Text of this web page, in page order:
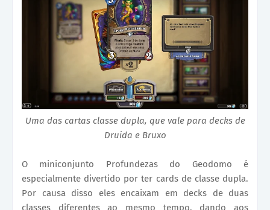
Uma das cartas classe dupla, que vale para decks de
Druida e Bruxo
O miniconjunto Profundezas do Geodomo é
especialmente divertido por ter cards de classe dupla.
Por causa disso eles encaixam em decks de duas
classes diferentes ao mesmo tempo, dando aos